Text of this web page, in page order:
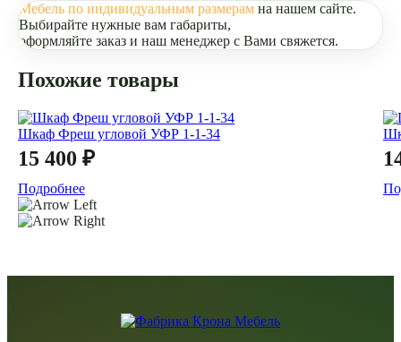
Мебель по индивидуальным размерам на нашем сайте.
Выбирайте нужные вам габариты,
оформляйте заказ и наш менеджер с Вами свяжется.
Похожие товары
Шкаф Фреш угловой УФР 1-1-34
15 400 ₽
Подробнее